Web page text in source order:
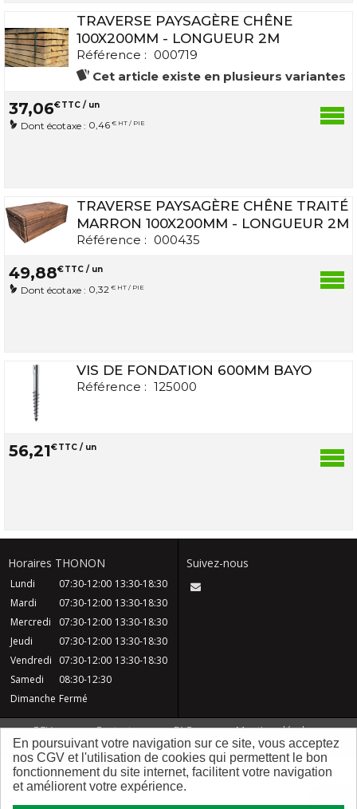
En poursuivant votre navigation sur ce site, vous acceptez
nos CGV et l'utilisation de cookies qui permettent le bon
fonctionnement du site internet, facilitent votre navigation
et améliorent votre expérience.
TRAVERSE PAYSAGÈRE CHÊNE
100X200MM - LONGUEUR 2M
Référence : 000719
Cet article existe en plusieurs variantes
37,06€TTC / un
Dont écotaxe : 0,46 € HT / PIE
TRAVERSE PAYSAGÈRE CHÊNE TRAITÉ
MARRON 100X200MM - LONGUEUR 2M
Référence : 000435
49,88€TTC / un
Dont écotaxe : 0,32 € HT / PIE
VIS DE FONDATION 600MM BAYO
Référence : 125000
56,21€TTC / un
Horaires THONON
Lundi 07:30-12:00 13:30-18:30
Mardi
07:30-12:00 13:30-18:30
Mercredi
07:30-12:00 13:30-18:30
Jeudi
07:30-12:00 13:30-18:30
Vendredi
07:30-12:00 13:30-18:30
Samedi
08:30-12:30
Dimanche Fermé
Suivez-nous
CGV Contact FAQ
Mentions légales
Plan du site
Qui sommes nous ?